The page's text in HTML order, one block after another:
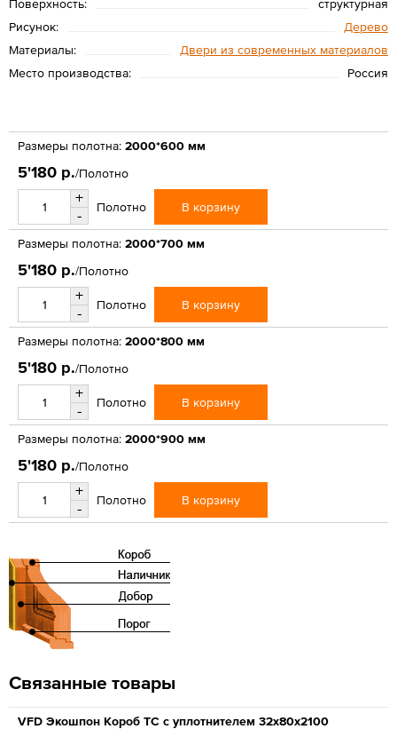
Поверхность:
структурная
Рисунок:
Дерево
Материалы:
Двери из современных материалов
Место производства:
Россия
Размеры полотна: 2000*600 мм
5'180 р./Полотно
+
-
Полотно В корзину
Размеры полотна: 2000*700 мм
5'180 р./Полотно
+
-
Полотно В корзину
Размеры полотна: 2000*800 мм
5'180 р./Полотно
+
-
Полотно В корзину
Размеры полотна: 2000*900 мм
5'180 р./Полотно
+
-
Полотно В корзину
Связанные товары
VFD Экошпон Короб ТС с уплотнителем 32x80x2100